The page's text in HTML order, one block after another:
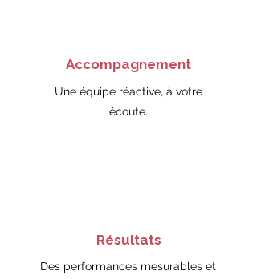
Accompagnement
Une équipe réactive, à votre
écoute.
Résultats
Des performances mesurables et